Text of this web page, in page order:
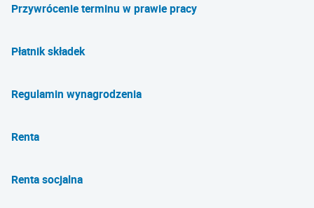
Przywrócenie terminu w prawie pracy
Płatnik składek
Regulamin wynagrodzenia
Renta
Renta socjalna